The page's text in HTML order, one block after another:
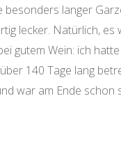
besonders langer
lecker. Natürlich,
gutem Wein: ich
140 Tage lang
war am Ende